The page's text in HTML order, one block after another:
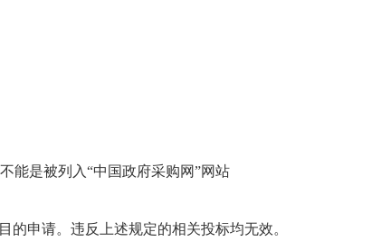
能是被列入“中国政府采购网”网站
申请。违反上述规定的相关投标均无效。